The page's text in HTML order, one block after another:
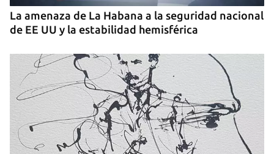
INICIAR SESIÓN CANCELAR
La amenaza de La Habana a la seguridad nacional
de EE UU y la estabilidad hemisférica